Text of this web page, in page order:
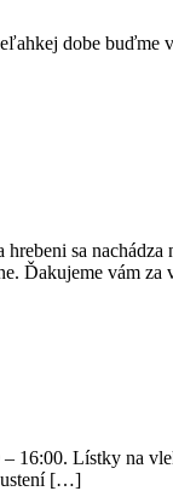
dobe
sa
Ďakujeme vám
Lístky na
[…]